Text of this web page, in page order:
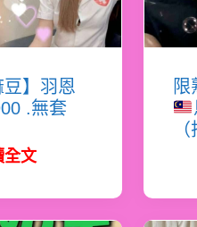
豆】羽恩
.無套
全文